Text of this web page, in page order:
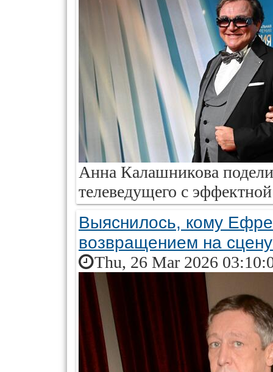
Анна Калашникова
телеведущего с
Выяснилось, кому
возвращением на
Thu, 26 Mar 2026